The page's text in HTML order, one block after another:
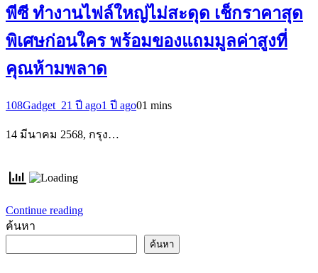
พีซี ทำงานไฟล์ใหญ่ไม่สะดุด เช็กราคาสุด
พิเศษก่อนใคร พร้อมของแถมมูลค่าสูงที่
คุณห้ามพลาด
108Gadget_21 ปี ago1 ปี ago01 mins
14 มีนาคม 2568, กรุง…
Continue reading
ค้นหา
ค้นหา